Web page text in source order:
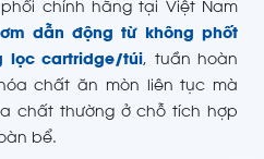
phối chính hãng tại Việt Nam
dẫn động từ không phốt
lọc cartridge/túi, tuần hoàn
chất ăn mòn liên tục mà
chất thường ở chỗ tích hợp
bể.